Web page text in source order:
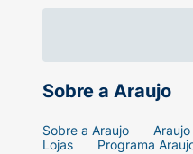
• Fixação
Sobre a Araujo
Sobre a Araujo
Lojas
Programa